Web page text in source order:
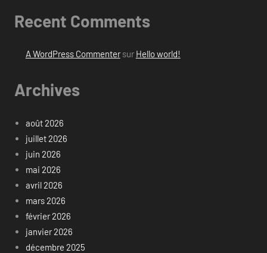
Recent Comments
A WordPress Commentersur Hello world!
Archives
août 2026
juillet 2026
juin 2026
mai 2026
avril 2026
mars 2026
février 2026
janvier 2026
décembre 2025